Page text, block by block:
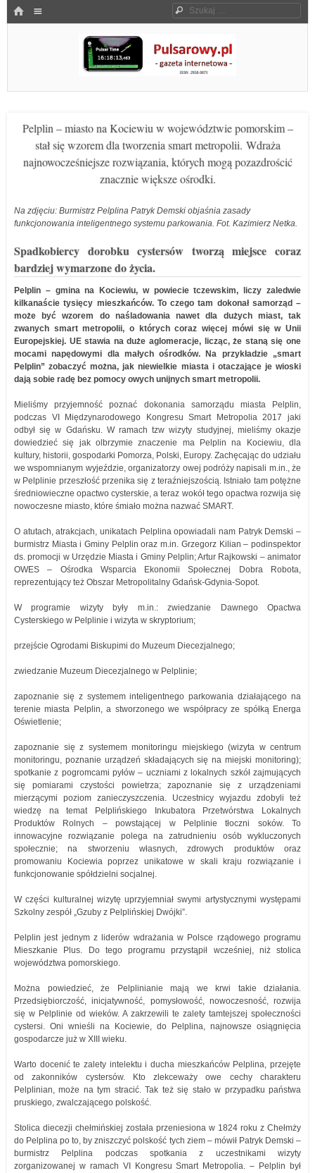
HOME Szukaj
Pulsarowy.pl
Pelplin – miasto na Kociewiu w województwie pomorskim –
stał się wzorem dla tworzenia smart metropolii. Wdraża
najnowocześniejsze rozwiązania, których mogą pozazdrościć
znacznie większe ośrodki.
Na zdjęciu: Burmistrz Pelplina Patryk Demski objaśnia zasady
funkcjonowania inteligentnego systemu parkowania. Fot. Kazimierz Netka.
Spadkobiercy dorobku cystersów tworzą miejsce coraz
bardziej wymarzone do życia.
Pelplin – gmina na Kociewiu, w powiecie tczewskim, liczy zaledwie
kilkanaście tysięcy mieszkańców. To czego tam dokonał samorząd –
może być wzorem do naśladowania nawet dla dużych miast, tak
zwanych smart metropolii, o których coraz więcej mówi się w Unii
Europejskiej. UE stawia na duże aglomeracje, licząc, że staną się one
mocami napędowymi dla małych ośrodków. Na przykładzie „smart
Pelplin” zobaczyć można, jak niewielkie miasta i otaczające je wioski
dają sobie radę bez pomocy owych unijnych smart metropolii.
Mieliśmy przyjemność poznać dokonania samorządu miasta Pelplin,
podczas VI Międzynarodowego Kongresu Smart Metropolia 2017 jaki
odbył się w Gdańsku. W ramach tzw wizyty studyjnej, mieliśmy okazje
dowiedzieć się jak olbrzymie znaczenie ma Pelplin na Kociewiu, dla
kultury, historii, gospodarki Pomorza, Polski, Europy. Zachęcając do udziału
we wspomnianym wyjeździe, organizatorzy owej podróży napisali m.in., że
w Pelplinie przeszłość przenika się z teraźniejszością. Istniało tam potężne
średniowieczne opactwo cysterskie, a teraz wokół tego opactwa rozwija się
nowoczesne miasto, które śmiało można nazwać SMART.
O atutach, atrakcjach, unikatach Pelplina opowiadali nam Patryk Demski –
burmistrz Miasta i Gminy Pelplin oraz m.in. Grzegorz Kilian – podinspektor
ds. promocji w Urzędzie Miasta i Gminy Pelplin; Artur Rajkowski – animator
OWES – Ośrodka Wsparcia Ekonomii Społecznej Dobra Robota,
reprezentujący też Obszar Metropolitalny Gdańsk-Gdynia-Sopot.
W programie wizyty były m.in.: zwiedzanie Dawnego Opactwa
Cysterskiego w Pelplinie i wizyta w skryptorium;
przejście Ogrodami Biskupimi do Muzeum Diecezjalnego;
zwiedzanie Muzeum Diecezjalnego w Pelplinie;
zapoznanie się z systemem inteligentnego parkowania działającego na
terenie miasta Pelplin, a stworzonego we współpracy ze spółką Energa
Oświetlenie;
zapoznanie się z systemem monitoringu miejskiego (wizyta w centrum
monitoringu, poznanie urządzeń składających się na miejski monitoring);
spotkanie z pogromcami pyłów – uczniami z lokalnych szkół zajmujących
się pomiarami czystości powietrza; zapoznanie się z urządzeniami
mierzącymi poziom zanieczyszczenia. Uczestnicy wyjazdu zdobyli też
wiedzę na temat Pelplińskiego Inkubatora Przetwórstwa Lokalnych
Produktów Rolnych – powstającej w Pelplinie tłoczni soków. To
innowacyjne rozwiązanie polega na zatrudnieniu osób wykluczonych
społecznie; na stworzeniu własnych, zdrowych produktów oraz
promowaniu Kociewia poprzez unikatowe w skali kraju rozwiązanie i
funkcjonowanie spółdzielni socjalnej.
W części kulturalnej wizytę uprzyjemniał swymi artystycznymi występami
Szkolny zespół „Gzuby z Pelplińskiej Dwójki”.
Pelplin jest jednym z liderów wdrażania w Polsce rządowego programu
Mieszkanie Plus. Do tego programu przystąpił wcześniej, niż stolica
województwa pomorskiego.
Można powiedzieć, że Pelplinianie mają we krwi takie działania.
Przedsiębiorczość, inicjatywność, pomysłowość, nowoczesność, rozwija
się w Pelplinie od wieków. A zakrzewili te zalety tamtejszej społeczności
cystersi. Oni wnieśli na Kociewie, do Pelplina, najnowsze osiągnięcia
gospodarcze już w XIII wieku.
Warto docenić te zalety intelektu i ducha mieszkańców Pelplina, przejęte
od zakonników cystersów. Kto zlekceważy owe cechy charakteru
Pelplinian, może na tym stracić. Tak też się stało w przypadku państwa
pruskiego, zwalczającego polskość.
Stolica diecezji chełmińskiej została przeniesiona w 1824 roku z Chełmży
do Pelplina po to, by zniszczyć polskość tych ziem – mówił Patryk Demski –
burmistrz Pelplina podczas spotkania z uczestnikami wizyty
zorganizowanej w ramach VI Kongresu Smart Metropolia. – Pelplin był